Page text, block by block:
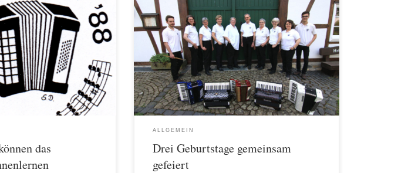
das Orchester Interessierten, ob
Erwachsener, wieder die
kennenzulernen.
oder eigenen
wird nach Vereinbarung
kann man aber auch schon
knüpfen: Jeden Freitag
[…]
das
Beim Apfelfest am Heimathaus in Störmede hatten sich
am Samstagnachmittag (15.9.18) viele Gäste
eingefunden: „Ich bin total dankbar, so viele waren es
noch nie“, jubelte die Vorsitzende des Traditionsvereins
Ulla Jütte. Es gab ja auch einiges zu feiern: Der
Traditionsverein feierte sein 40., der Heimathausbetrieb
den 15. und das Akkordeonorchester […]
ALLGEMEIN
Drei Geburtstage gemeinsam
gefeiert